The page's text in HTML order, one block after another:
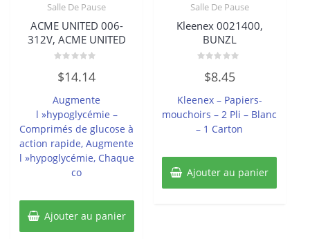
Salle De Pause
ACME UNITED 006-
312V, ACME UNITED
0
sur
$14.14
Augmente
l »hypoglycémie –
Comprimés de glucose à
action rapide, Augmente
l »hypoglycémie, Chaque
co
Ajouter au panier
Salle De Pause
Kleenex 0021400,
BUNZL
sur
$8.45
Kleenex – Papiers-
mouchoirs – 2 Pli – Blanc
– 1 Carton
Ajouter au panier